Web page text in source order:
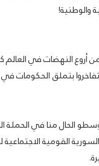
والوطنية!
أروع النهضات في
بتملق الحكومات في
الحال منا في
القومية